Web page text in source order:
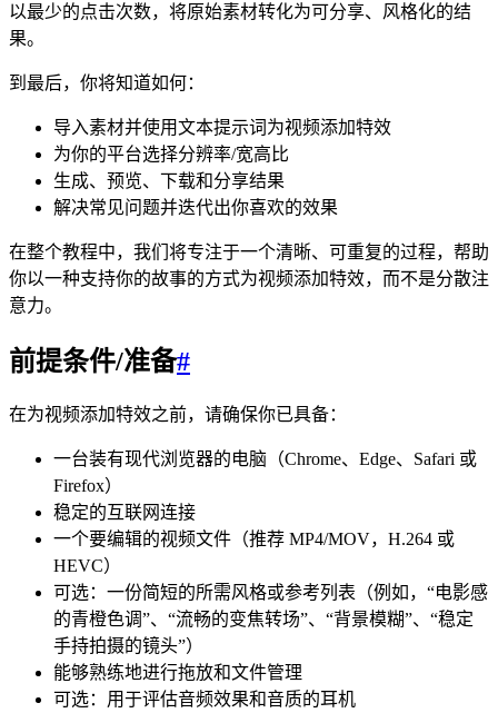
以最少的点击次数，将原始素材转化为可分享、风格化的结
果。
到最后，你将知道如何：
导入素材并使用文本提示词为视频添加特效
为你的平台选择分辨率/宽高比
生成、预览、下载和分享结果
解决常见问题并迭代出你喜欢的效果
在整个教程中，我们将专注于一个清晰、可重复的过程，帮助
你以一种支持你的故事的方式为视频添加特效，而不是分散注
意力。
前提条件/准备#
在为视频添加特效之前，请确保你已具备：
一台装有现代浏览器的电脑（Chrome、Edge、Safari 或
Firefox）
稳定的互联网连接
一个要编辑的视频文件（推荐 MP4/MOV，H.264 或
HEVC）
可选：一份简短的所需风格或参考列表（例如，“电影感
的青橙色调”、“流畅的变焦转场”、“背景模糊”、“稳定
手持拍摄的镜头”）
能够熟练地进行拖放和文件管理
可选：用于评估音频效果和音质的耳机